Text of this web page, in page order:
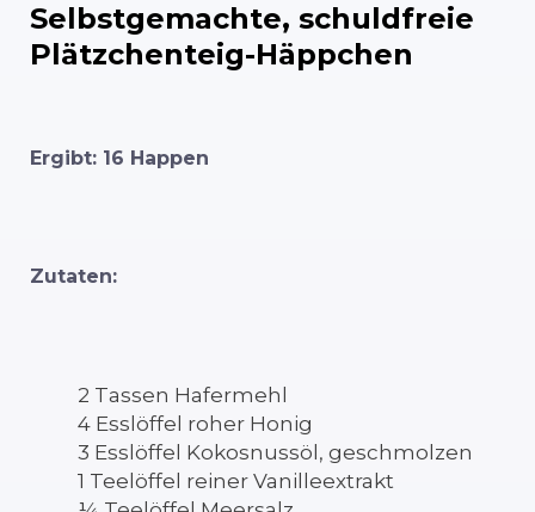
Selbstgemachte, schuldfreie
Plätzchenteig-Häppchen
Ergibt: 16 Happen
Zutaten:
2 Tassen Hafermehl
4 Esslöffel roher Honig
3 Esslöffel Kokosnussöl, geschmolzen
1 Teelöffel reiner Vanilleextrakt